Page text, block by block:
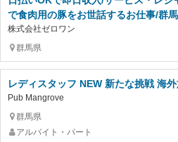
で食肉用の豚をお世話するお仕事/群
株式会社ゼロワン
群馬県
レディスタッフ NEW 新たな挑戦 海
Pub Mangrove
群馬県
アルバイト・パート